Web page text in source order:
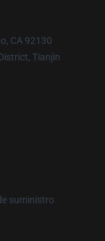
CA 92130
Tianjin
suministro